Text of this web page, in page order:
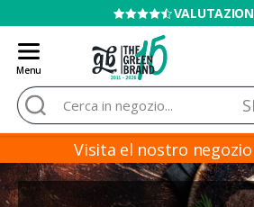
VENDITA VIETATA AI
Menu
Blog
de
Grow
Barato
Cerca:
Visita el nostro